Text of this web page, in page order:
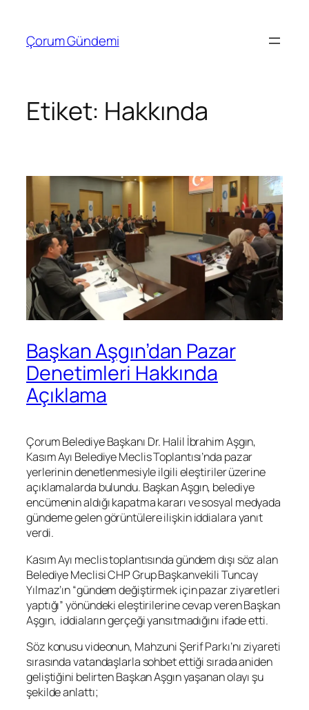
Çorum Gündemi
Etiket: Hakkında
Başkan Aşgın’dan Pazar
Denetimleri Hakkında
Açıklama
Çorum Belediye Başkanı Dr. Halil İbrahim Aşgın,
Kasım Ayı Belediye Meclis Toplantısı’nda pazar
yerlerinin denetlenmesiyle ilgili eleştiriler üzerine
açıklamalarda bulundu. Başkan Aşgın, belediye
encümenin aldığı kapatma kararı ve sosyal medyada
gündeme gelen görüntülere ilişkin iddialara yanıt
verdi.
Kasım Ayı meclis toplantısında gündem dışı söz alan
Belediye Meclisi CHP Grup Başkanvekili Tuncay
Yılmaz’ın “gündem değiştirmek için pazar ziyaretleri
yaptığı” yönündeki eleştirilerine cevap veren Başkan
Aşgın, iddiaların gerçeği yansıtmadığını ifade etti.
Söz konusu videonun, Mahzuni Şerif Parkı’nı ziyareti
sırasında vatandaşlarla sohbet ettiği sırada aniden
geliştiğini belirten Başkan Aşgın yaşanan olayı şu
şekilde anlattı;